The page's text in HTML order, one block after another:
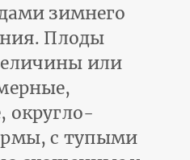
зимнего
Плоды
или
округло-
с тупыми